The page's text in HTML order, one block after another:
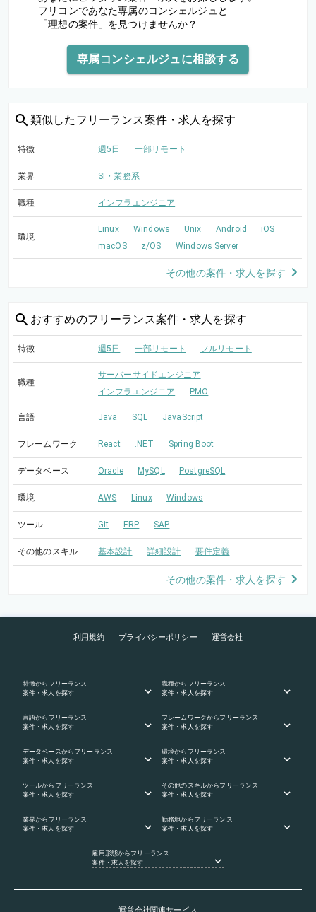
フリコンであなた専属のコンシェルジュと
「理想の案件」を見つけませんか？
専属コンシェルジュに相談する
類似した フリーランス案件・求人を探す
特徴 週5日 一部リモート
業界 SI・業務系
職種 インフラエンジニア
環境
Linux Windows Unix Android
iOS
macOS
z/OS Windows Server
その他の案件・求人を探す
おすすめのフリーランス案件・求人を探す
特徴 週5日 一部リモート フルリモート
職種
サーバーサイドエンジニア
インフラエンジニア
PMO
言語 Java SQL JavaScript
フレームワーク React .NET Spring Boot
データベース Oracle MySQL PostgreSQL
環境 AWS Linux Windows
ツール Git ERP SAP
その他のスキル 基本設計 詳細設計 要件定義
その他の案件・求人を探す
利用規約 プライバシーポリシー 運営会社
特徴からフリーランス
案件・求人を探す
職種からフリーランス
案件・求人を探す
言語からフリーランス
案件・求人を探す
フレームワークからフリーランス
案件・求人を探す
データベース からフリーランス
案件・求人を探す
環境からフリーランス
案件・求人を探す
ツールからフリーランス
案件・求人を探す
その他のスキルからフリーランス
案件・求人を探す
業界からフリーランス
案件・求人を探す
勤務地からフリーランス
案件・求人を探す
雇用形態からフリーランス
案件・求人を探す
運営会社関連サービス